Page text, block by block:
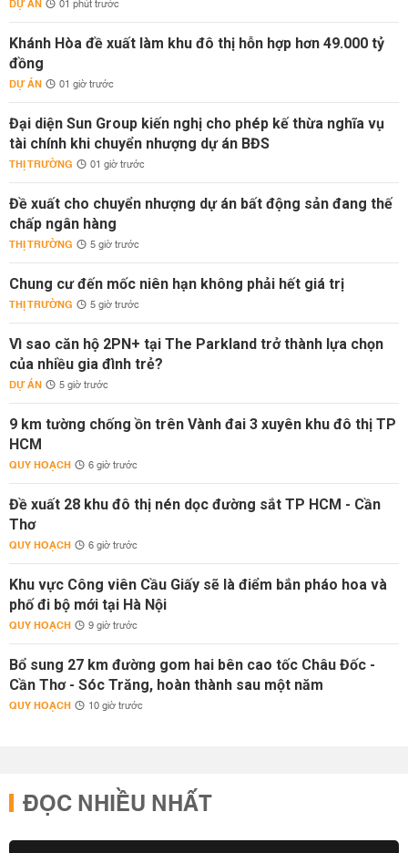
DỰ ÁN 01 phút trước
Khánh Hòa đề xuất làm khu đô thị hỗn hợp hơn 49.000 tỷ
đồng
DỰ ÁN 01 giờ trước
Đại diện Sun Group kiến nghị cho phép kế thừa nghĩa vụ
tài chính khi chuyển nhượng dự án BĐS
THỊ TRƯỜNG 01 giờ trước
Đề xuất cho chuyển nhượng dự án bất động sản đang thế
chấp ngân hàng
THỊ TRƯỜNG 5 giờ trước
Chung cư đến mốc niên hạn không phải hết giá trị
THỊ TRƯỜNG 5 giờ trước
Vì sao căn hộ 2PN+ tại The Parkland trở thành lựa chọn
của nhiều gia đình trẻ?
DỰ ÁN 5 giờ trước
9 km tường chống ồn trên Vành đai 3 xuyên khu đô thị TP
HCM
QUY HOẠCH 6 giờ trước
Đề xuất 28 khu đô thị nén dọc đường sắt TP HCM - Cần
Thơ
QUY HOẠCH 6 giờ trước
Khu vực Công viên Cầu Giấy sẽ là điểm bắn pháo hoa và
phố đi bộ mới tại Hà Nội
QUY HOẠCH 9 giờ trước
Bổ sung 27 km đường gom hai bên cao tốc Châu Đốc -
Cần Thơ - Sóc Trăng, hoàn thành sau một năm
QUY HOẠCH 10 giờ trước
ĐỌC NHIỀU NHẤT